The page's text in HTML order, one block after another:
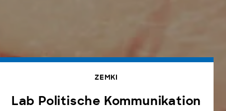
ZEMKI
Lab Politische Kommunikation